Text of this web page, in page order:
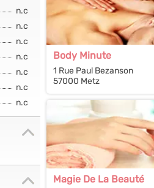
n.c
n.c
n.c
n.c
n.c
n.c
n.c
Body Minute
1 Rue Paul Bezanson
57000 Metz
Magie De La Beauté